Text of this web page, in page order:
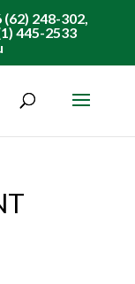
248-302,
445-2533